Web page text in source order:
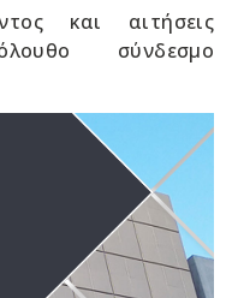
και αιτήσεις
σύνδεσμο